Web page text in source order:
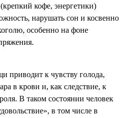
кофе, энергетики)
нарушать сон и косвенно
особенно на фоне
приводит к чувству голода,
в крови и, как следствие, к
В таком состоянии человек
в том числе в